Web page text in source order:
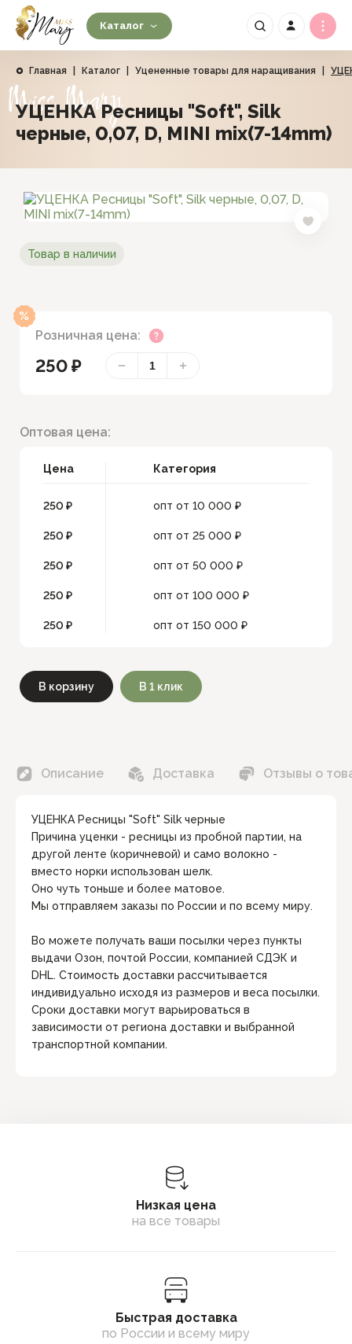
Каталог
Главная Каталог Уцененные товары для наращивания
Miss Mary
УЦЕНКА Ресницы "Soft", Silk
черные, 0,07, D, MINI mix(7-14mm)
Товар в наличии
Розничная цена:
250 ₽
Оптовая цена:
Цена Категория
250 ₽ опт от 10 000 ₽
250 ₽ опт от 25 000 ₽
250 ₽ опт от 50 000 ₽
250 ₽ опт от 100 000 ₽
250 ₽ опт от 150 000 ₽
В корзину В 1 клик
Описание Доставка Отзывы о
УЦЕНКА Ресницы "Soft" Silk черные
Причина уценки - ресницы из пробной партии, на
другой ленте (коричневой) и само волокно -
вместо норки использован шелк.
Оно чуть тоньше и более матовое.
Мы отправляем заказы по России и по всему миру.
Во можете получать ваши посылки через пункты
выдачи Озон, почтой России, компанией СДЭК и
DHL. Стоимость доставки рассчитывается
индивидуально исходя из размеров и веса посылки.
Сроки доставки могут варьироваться в
зависимости от региона доставки и выбранной
транспортной компании.
Низкая цена
на все товары
Быстрая доставка
по России и всему миру